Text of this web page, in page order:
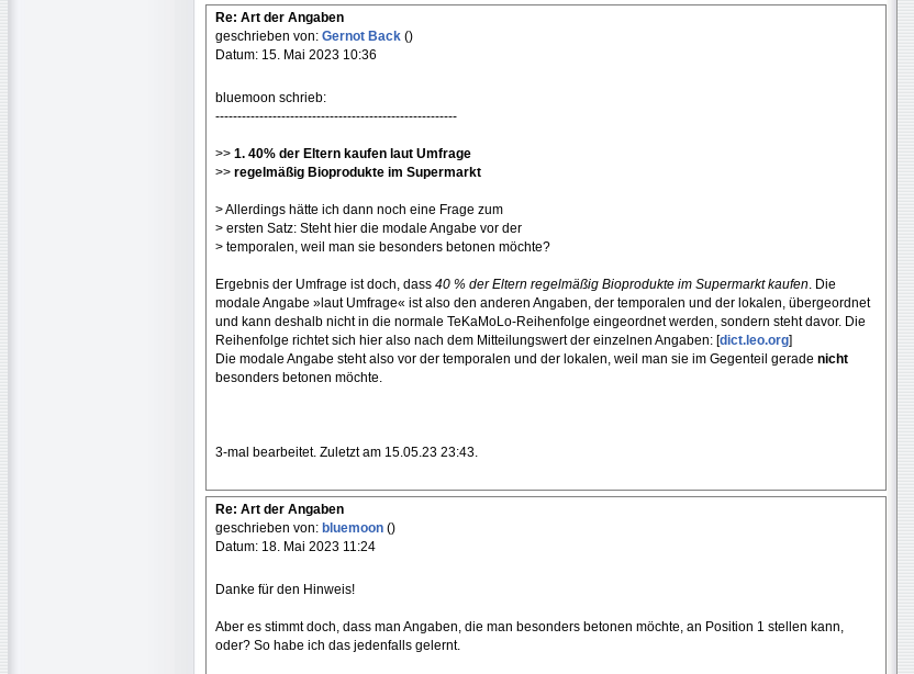
Re: Art der Angaben
geschrieben von: Gernot Back ()
Datum: 15. Mai 2023 10:36
bluemoon schrieb:
-------------------------------------------------------
>> 1. 40% der Eltern kaufen laut Umfrage
>> regelmäßig Bioprodukte im Supermarkt
> Allerdings hätte ich dann noch eine Frage zum
> ersten Satz: Steht hier die modale Angabe vor der
> temporalen, weil man sie besonders betonen möchte?
Ergebnis der Umfrage ist doch, dass 40 % der Eltern regelmäßig Bioprodukte im Supermarkt kaufen. Die
modale Angabe »laut Umfrage« ist also den anderen Angaben, der temporalen und der lokalen, übergeordnet
und kann deshalb nicht in die normale TeKaMoLo-Reihenfolge eingeordnet werden, sondern steht davor. Die
Reihenfolge richtet sich hier also nach dem Mitteilungswert der einzelnen Angaben: [dict.leo.org]
Die modale Angabe steht also vor der temporalen und der lokalen, weil man sie im Gegenteil gerade nicht
besonders betonen möchte.
3-mal bearbeitet. Zuletzt am 15.05.23 23:43.
Re: Art der Angaben
geschrieben von: bluemoon ()
Datum: 18. Mai 2023 11:24
Danke für den Hinweis!
Aber es stimmt doch, dass man Angaben, die man besonders betonen möchte, an Position 1 stellen kann,
oder? So habe ich das jedenfalls gelernt.